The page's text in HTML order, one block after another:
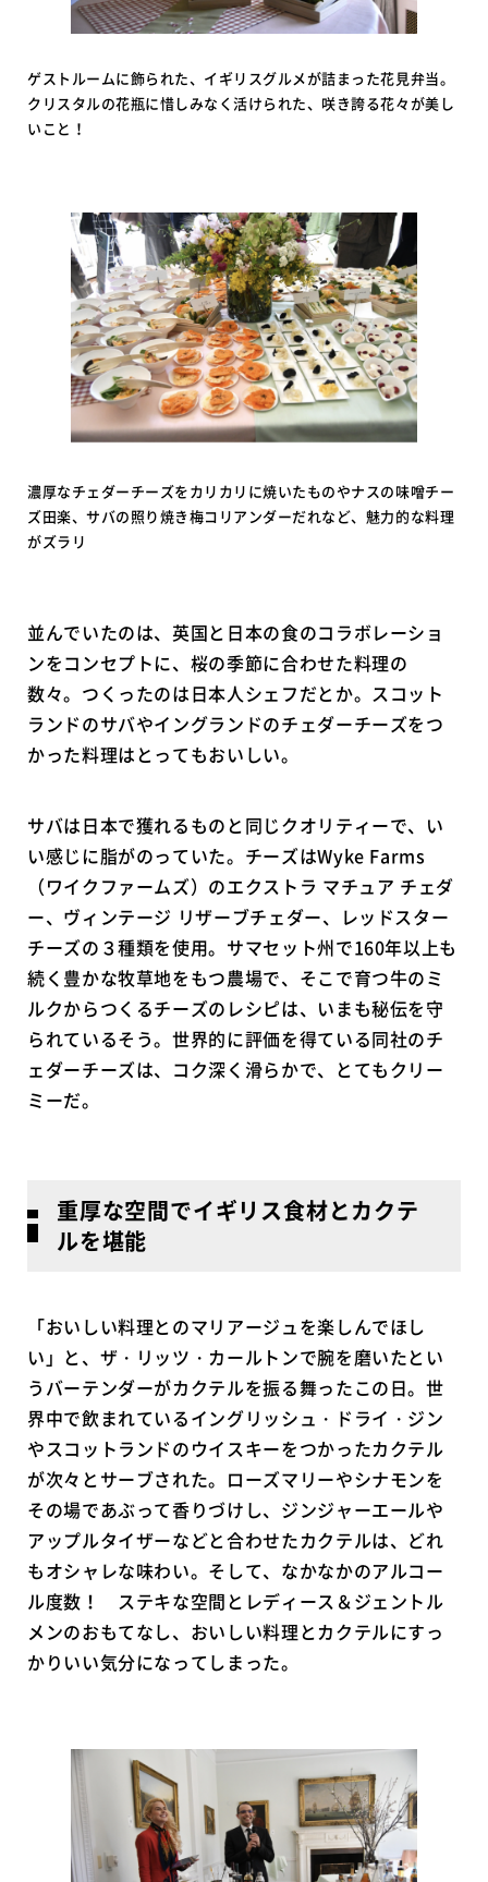
ゲストルームに飾られた、イギリスグルメが詰まった花見弁当。
クリスタルの花瓶に惜しみなく活けられた、咲き誇る花々が美し
いこと！
濃厚なチェダーチーズをカリカリに焼いたものやナスの味噌チー
ズ田楽、サバの照り焼き梅コリアンダーだれなど、魅力的な料理
がズラリ
並んでいたのは、英国と日本の食のコラボレーショ
ンをコンセプトに、桜の季節に合わせた料理の
数々。つくったのは日本人シェフだとか。スコット
ランドのサバやイングランドのチェダーチーズをつ
かった料理はとってもおいしい。
サバは日本で獲れるものと同じクオリティーで、い
い感じに脂がのっていた。チーズはWyke Farms
（ワイクファームズ）のエクストラ マチュア チェダ
ー、ヴィンテージ リザーブチェダー、レッドスター
チーズの３種類を使用。サマセット州で160年以上も
続く豊かな牧草地をもつ農場で、そこで育つ牛のミ
ルクからつくるチーズのレシピは、いまも秘伝を守
られているそう。世界的に評価を得ている同社のチ
ェダーチーズは、コク深く滑らかで、とてもクリー
ミーだ。
重厚な空間でイギリス食材とカクテ
ルを堪能
「おいしい料理とのマリアージュを楽しんでほし
い」と、ザ・リッツ・カールトンで腕を磨いたとい
うバーテンダーがカクテルを振る舞ったこの日。世
界中で飲まれているイングリッシュ・ドライ・ジン
やスコットランドのウイスキーをつかったカクテル
が次々とサーブされた。ローズマリーやシナモンを
その場であぶって香りづけし、ジンジャーエールや
アップルタイザーなどと合わせたカクテルは、どれ
もオシャレな味わい。そして、なかなかのアルコー
ル度数！ ステキな空間とレディース＆ジェントル
メンのおもてなし、おいしい料理とカクテルにすっ
かりいい気分になってしまった。